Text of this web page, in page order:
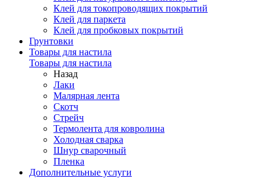
Клей для токопроводящих покрытий
Клей для паркета
Клей для пробковых покрытий
Грунтовки
Товары для настила
Товары для настила
Назад
Лаки
Малярная лента
Скотч
Стрейч
Термолента для ковролина
Холодная сварка
Шнур сварочный
Пленка
Дополнительные услуги